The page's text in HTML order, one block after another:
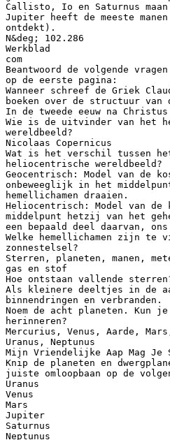
Callisto, Io en Saturnus
Jupiter heeft de meeste
ontdekt).
N&deg; 102.286
Werkblad
com
Beantwoord de volgende
op de eerste pagina:
Wanneer schreef de Griek
boeken over de structuur van
In de tweede eeuw na Christus
Wie is de uitvinder van het
wereldbeeld?
Nicolaas Copernicus
Wat is het verschil tussen
heliocentrische wereldbeeld?
Geocentrisch: Model van de
onbeweeglijk in het
hemellichamen draaien.
Heliocentrisch: Model van de
middelpunt hetzij van het
een bepaald deel daarvan,
Welke hemellichamen zijn te
zonnestelsel?
Sterren, planeten, manen,
gas en stof
Hoe ontstaan vallende
Als kleinere deeltjes in de
binnendringen en verbranden.
Noem de acht planeten. Kun
herinneren?
Mercurius, Venus, Aarde,
Uranus, Neptunus
Mijn Vriendelijke Aap Mag Je
Knip de planeten en
juiste omloopbaan op de
Uranus
Venus
Mars
Jupiter
Saturnus
Neptunus